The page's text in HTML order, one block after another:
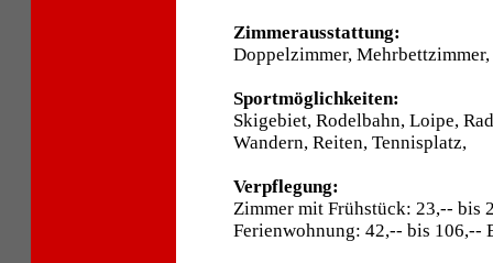
Zimmerausstattung:
Doppelzimmer,
Sportmöglichkeiten:
Skigebiet, Rodelbahn, Loipe,
Wandern, Reiten, Tennisplatz,
Verpflegung:
Zimmer mit Frühstück: 23,-- bis
Ferienwohnung: 42,-- bis 106,--